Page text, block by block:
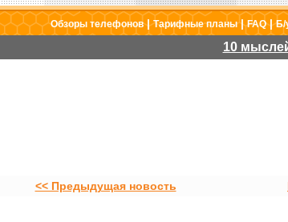
Обзоры телефонов|Тарифные планы|FAQ|Б/
10
<< Предыдущая новость